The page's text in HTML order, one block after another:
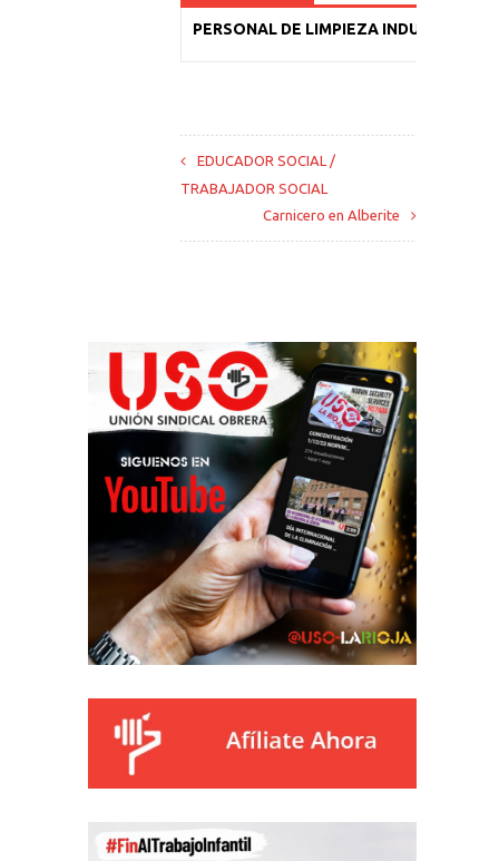
PERSONAL DE LIMPIEZA INDUSTRIAL
EDUCADOR SOCIAL /
TRABAJADOR SOCIAL
Carnicero en Alberite